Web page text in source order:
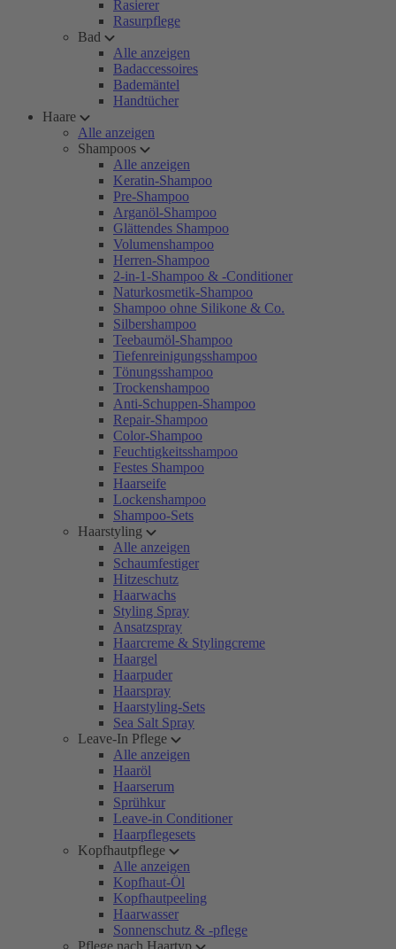
Rasierer
Rasurpflege
Bad
Alle anzeigen
Badaccessoires
Bademäntel
Handtücher
Haare
Alle anzeigen
Shampoos
Alle anzeigen
Keratin-Shampoo
Pre-Shampoo
Arganöl-Shampoo
Glättendes Shampoo
Volumenshampoo
Herren-Shampoo
2-in-1-Shampoo & -Conditioner
Naturkosmetik-Shampoo
Shampoo ohne Silikone & Co.
Silbershampoo
Teebaumöl-Shampoo
Tiefenreinigungsshampoo
Tönungsshampoo
Trockenshampoo
Anti-Schuppen-Shampoo
Repair-Shampoo
Color-Shampoo
Feuchtigkeitsshampoo
Festes Shampoo
Haarseife
Lockenshampoo
Shampoo-Sets
Haarstyling
Alle anzeigen
Schaumfestiger
Hitzeschutz
Haarwachs
Styling Spray
Ansatzspray
Haarcreme & Stylingcreme
Haargel
Haarpuder
Haarspray
Haarstyling-Sets
Sea Salt Spray
Leave-In Pflege
Alle anzeigen
Haaröl
Haarserum
Sprühkur
Leave-in Conditioner
Haarpflegesets
Kopfhautpflege
Alle anzeigen
Kopfhaut-Öl
Kopfhautpeeling
Haarwasser
Sonnenschutz & -pflege
Pflege nach Haartyp